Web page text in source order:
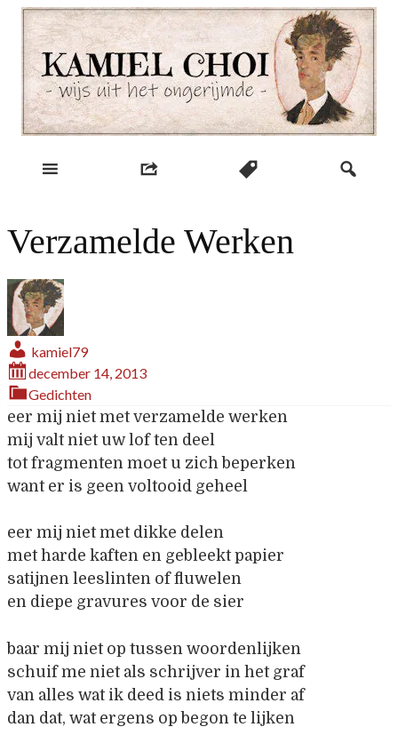
Skip
content
Kamiel Choi
Verzamelde Werken
kamiel79
december 14, 2013
Gedichten
eer mij niet met verzamelde werken
mij valt niet uw lof ten deel
tot fragmenten moet u zich beperken
want er is geen voltooid geheel
eer mij niet met dikke delen
met harde kaften en gebleekt papier
satijnen leeslinten of fluwelen
en diepe gravures voor de sier
baar mij niet op tussen woordenlijken
schuif me niet als schrijver in het graf
van alles wat ik deed is niets minder af
dan dat, wat ergens op begon te lijken